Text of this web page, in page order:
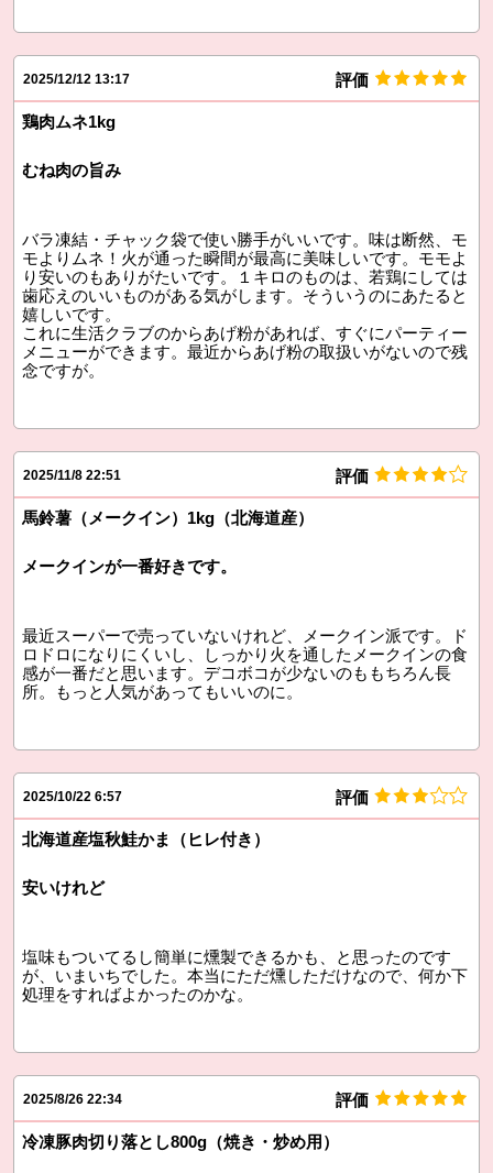
2025/12/12 13:17 評価
鶏肉ムネ1kg
むね肉の旨み
バラ凍結・チャック袋で使い勝手がいいです。味は断然、モ
モよりムネ！火が通った瞬間が最高に美味しいです。モモよ
り安いのもありがたいです。１キロのものは、若鶏にしては
歯応えのいいものがある気がします。そういうのにあたると
嬉しいです。
これに生活クラブのからあげ粉があれば、すぐにパーティー
メニューができます。最近からあげ粉の取扱いがないので残
念ですが。
2025/11/8 22:51 評価
馬鈴薯（メークイン）1kg（北海道産）
メークインが一番好きです。
最近スーパーで売っていないけれど、メークイン派です。ド
ロドロになりにくいし、しっかり火を通したメークインの食
感が一番だと思います。デコボコが少ないのももちろん長
所。もっと人気があってもいいのに。
2025/10/22 6:57 評価
北海道産塩秋鮭かま（ヒレ付き）
安いけれど
塩味もついてるし簡単に燻製できるかも、と思ったのです
が、いまいちでした。本当にただ燻しただけなので、何か下
処理をすればよかったのかな。
2025/8/26 22:34 評価
冷凍豚肉切り落とし800g（焼き・炒め用）